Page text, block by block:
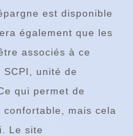
est disponible
également que les
associés à ce
unité de
qui permet de
mais cela
Le site